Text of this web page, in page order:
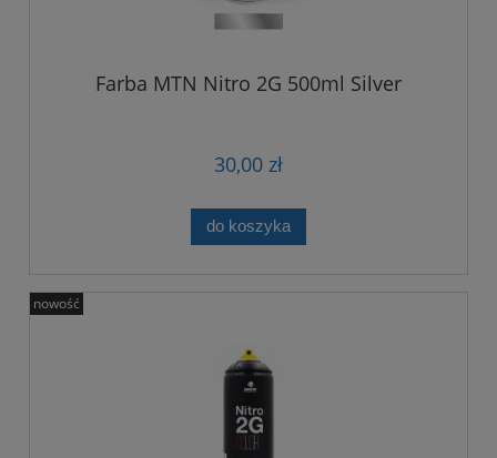
Farba MTN Nitro 2G 500ml Silver
30,00 zł
do koszyka
nowość